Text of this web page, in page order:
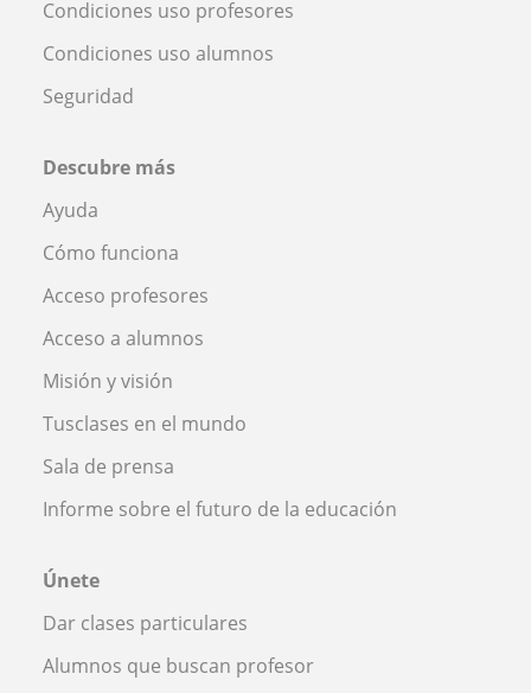
Condiciones uso profesores
Condiciones uso alumnos
Seguridad
Descubre más
Ayuda
Cómo funciona
Acceso profesores
Acceso a alumnos
Misión y visión
Tusclases en el mundo
Sala de prensa
Informe sobre el futuro de la educación
Únete
Dar clases particulares
Alumnos que buscan profesor